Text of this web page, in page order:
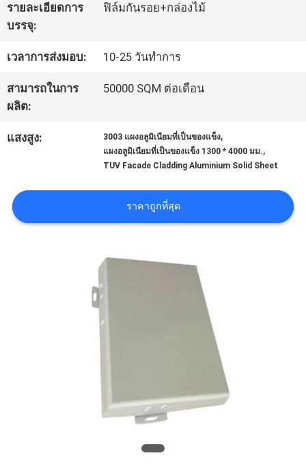
คุณภาพ
ติดต่อ
เรา
คดี
รายละเอียดการ
บรรจุ:
ฟิล์มกันรอย+กล่องไม้
เวลาการส่งมอบ: 10-25 วันทำการ
สามารถในการ
ผลิต:
50000 SQM ต่อเดือน
แสงสูง: 3003 แผงอลูมิเนียมที่เป็นของแข็ง,
แผงอลูมิเนียมที่เป็นของแข็ง 1300 * 4000 มม.,
TUV Facade Cladding Aluminium Solid Sheet
ราคาถูกที่สุด